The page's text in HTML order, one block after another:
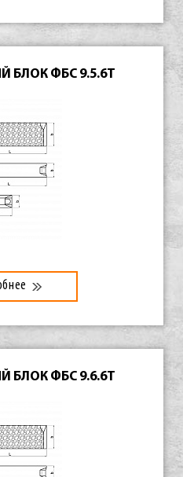
БЛОК ФБС 9.5.6Т
БЛОК ФБС 9.6.6Т